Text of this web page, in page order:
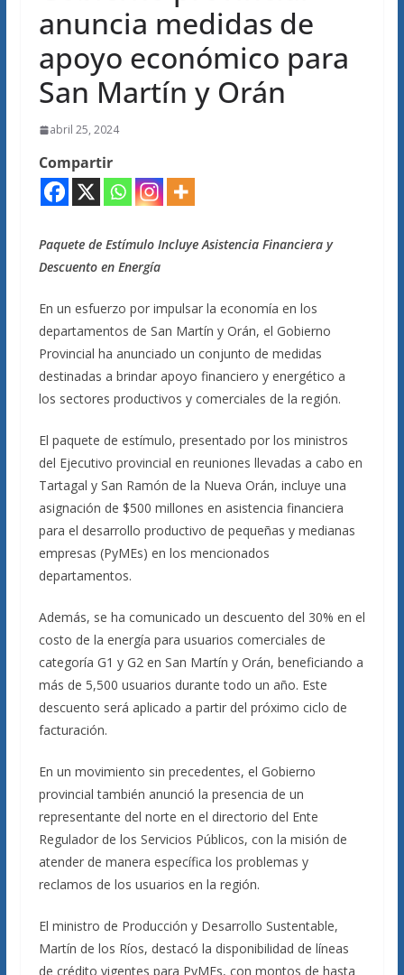
anuncia medidas de
apoyo económico para
San Martín y Orán
abril 25, 2024
Compartir
Paquete de Estímulo Incluye Asistencia Financiera y
Descuento en Energía
En un esfuerzo por impulsar la economía en los
departamentos de San Martín y Orán, el Gobierno
Provincial ha anunciado un conjunto de medidas
destinadas a brindar apoyo financiero y energético a
los sectores productivos y comerciales de la región.
El paquete de estímulo, presentado por los ministros
del Ejecutivo provincial en reuniones llevadas a cabo en
Tartagal y San Ramón de la Nueva Orán, incluye una
asignación de $500 millones en asistencia financiera
para el desarrollo productivo de pequeñas y medianas
empresas (PyMEs) en los mencionados
departamentos.
Además, se ha comunicado un descuento del 30% en el
costo de la energía para usuarios comerciales de
categoría G1 y G2 en San Martín y Orán, beneficiando a
más de 5,500 usuarios durante todo un año. Este
descuento será aplicado a partir del próximo ciclo de
facturación.
En un movimiento sin precedentes, el Gobierno
provincial también anunció la presencia de un
representante del norte en el directorio del Ente
Regulador de los Servicios Públicos, con la misión de
atender de manera específica los problemas y
reclamos de los usuarios en la región.
El ministro de Producción y Desarrollo Sustentable,
Martín de los Ríos, destacó la disponibilidad de líneas
de crédito vigentes para PyMEs, con montos de hasta